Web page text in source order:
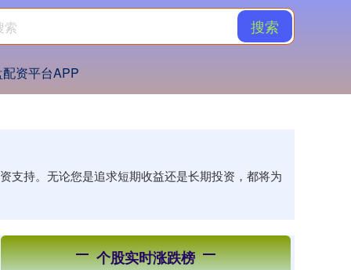
搜索
资平台APP
支持。无论您是追求短期收益还是长期投资，都将为
个股实时涨跌榜